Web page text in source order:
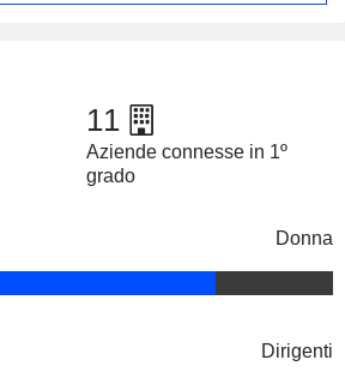
11
Aziende connesse in 1º
grado
Donna
Dirigenti